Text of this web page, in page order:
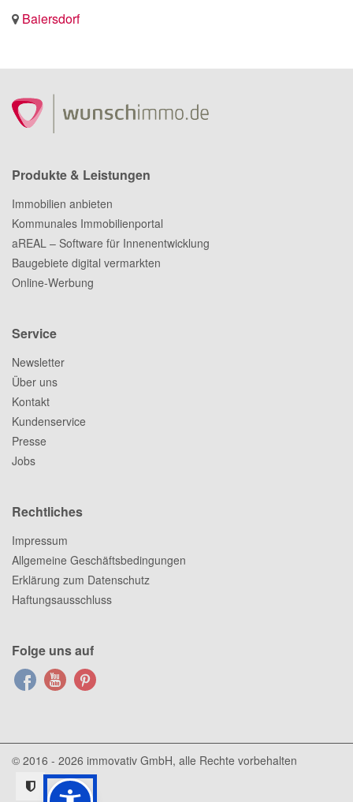
Baiersdorf
Produkte & Leistungen
Immobilien anbieten
Kommunales Immobilienportal
aREAL – Software für Innenentwicklung
Baugebiete digital vermarkten
Online-Werbung
Service
Newsletter
Über uns
Kontakt
Kundenservice
Presse
Jobs
Rechtliches
Impressum
Allgemeine Geschäftsbedingungen
Erklärung zum Datenschutz
Haftungsausschluss
Folge uns auf
© 2016 - 2026 immovativ GmbH, alle Rechte vorbehalten